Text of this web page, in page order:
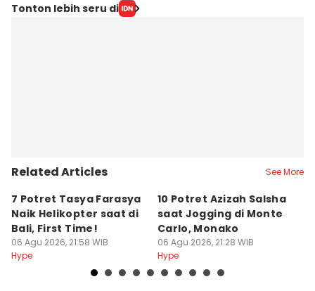
Tonton lebih seru di
Related Articles See More
7 Potret Tasya Farasya
Naik Helikopter saat di
Bali, First Time!
06 Agu 2026, 21:58 WIB
Hype
10 Potret Azizah Salsha
saat Jogging di Monte
Carlo, Monako
06 Agu 2026, 21:28 WIB
Hype